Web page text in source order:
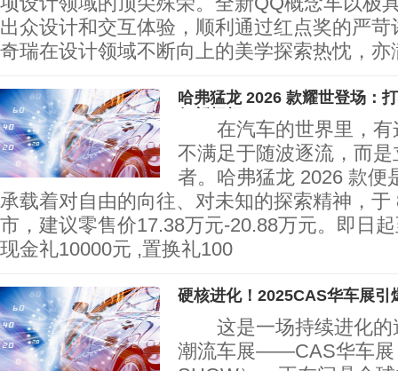
出众设计和交互体验，顺利通过红点奖的严
奇瑞在设计领域不断向上的美学探索热忱，亦
哈弗猛龙 2026 款耀世登场：
在汽车的世界里，有
不满足于随波逐流，而
者。哈弗猛龙 2026 款便
承载着对自由的向往、对未知的探索精神，于
市，建议零售价17.38万元-20.88万元。即日
现金礼10000元 ,置换礼100
硬核进化！2025CAS华车展引
这是一场持续进化的
潮流车展——CAS华车展